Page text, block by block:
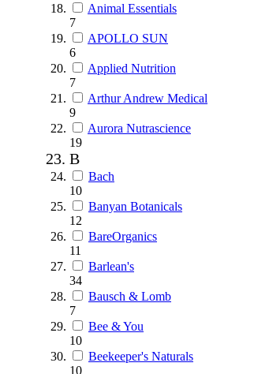
Animal Essentials
7
APOLLO SUN
6
Applied Nutrition
7
Arthur Andrew Medical
9
Aurora Nutrascience
19
B
Bach
10
Banyan Botanicals
12
BareOrganics
11
Barlean's
34
Bausch & Lomb
7
Bee & You
10
Beekeeper's Naturals
10